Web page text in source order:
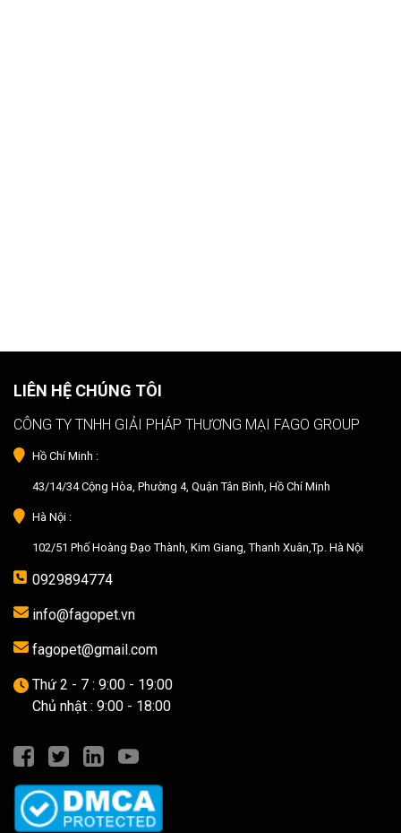
LIÊN HỆ CHÚNG TÔI
CÔNG TY TNHH GIẢI PHÁP THƯƠNG MẠI FAGO GROUP
Hồ Chí Minh :
43/14/34 Cộng Hòa, Phường 4, Quận Tân Bình, Hồ Chí Minh
Hà Nội :
102/51 Phố Hoàng Đạo Thành, Kim Giang, Thanh Xuân,Tp. Hà Nội
0929894774
info@fagopet.vn
fagopet@gmail.com
Thứ 2 - 7 : 9:00 - 19:00
Chủ nhật : 9:00 - 18:00